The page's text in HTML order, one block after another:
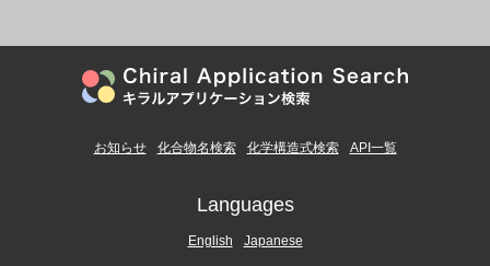
お知らせ 化合物名検索 化学構造式検索 API一覧
Languages
English Japanese